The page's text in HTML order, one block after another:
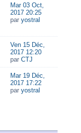
Mar 03 Oct,
2017 20:25
par yostral
Ven 15 Déc,
2017 12:20
par CTJ
Mar 19 Déc,
2017 17:22
par yostral